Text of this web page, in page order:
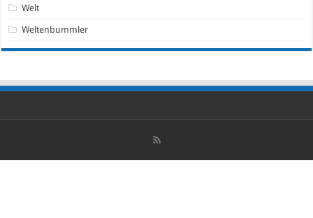
Welt
Weltenbummler